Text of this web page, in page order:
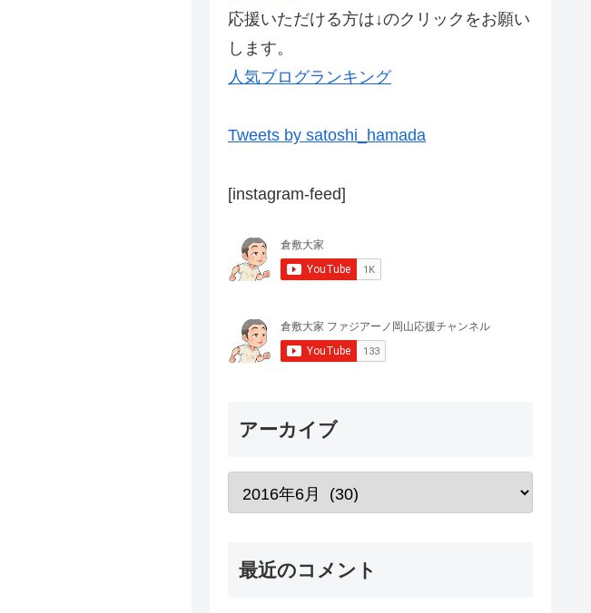
応援いただける方は↓のクリックをお願い
します。
人気ブログランキング
Tweets by satoshi_hamada
[instagram-feed]
アーカイブ
最近のコメント